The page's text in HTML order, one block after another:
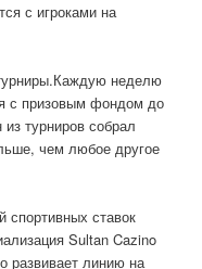
с игроками на
неделю
с призовым фондом до
турниров собрал
чем любое другое
спортивных ставок
Sultan Cazino
развивает линию на